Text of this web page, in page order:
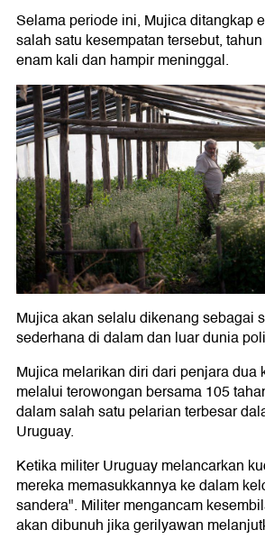
Selama periode ini, Mujica ditangkap
salah satu kesempatan tersebut,
enam kali dan hampir meninggal.
Mujica akan selalu dikenang sebagai
sederhana di dalam dan luar dunia
Mujica melarikan diri dari penjara dua
melalui terowongan bersama 105
dalam salah satu pelarian terbesar
Uruguay.
Ketika militer Uruguay melancarkan
mereka memasukkannya ke dalam
sandera". Militer mengancam
akan dibunuh jika gerilyawan